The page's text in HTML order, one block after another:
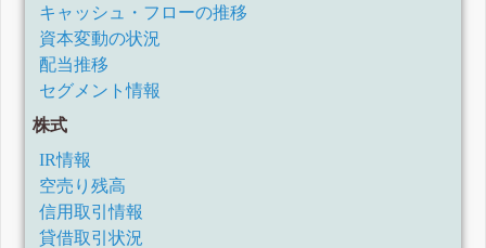
キャッシュ・フローの推移
資本変動の状況
配当推移
セグメント情報
株式
IR情報
空売り残高
信用取引情報
貸借取引状況